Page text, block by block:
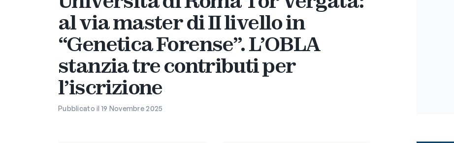
al via master di II livello in
“Genetica Forense”. L’OBLA
stanzia tre contributi per
l’iscrizione
Pubblicato il 19 Novembre 2025